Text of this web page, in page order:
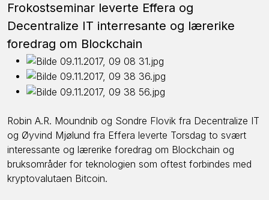
Frokostseminar leverte Effera og
Decentralize IT interresante og lærerike
foredrag om Blockchain
Robin A.R. Moundnib og Sondre Flovik fra Decentralize IT
og Øyvind Mjølund fra Effera leverte Torsdag to svært
interessante og lærerike foredrag om Blockchain og
bruksområder for teknologien som oftest forbindes med
kryptovalutaen Bitcoin.